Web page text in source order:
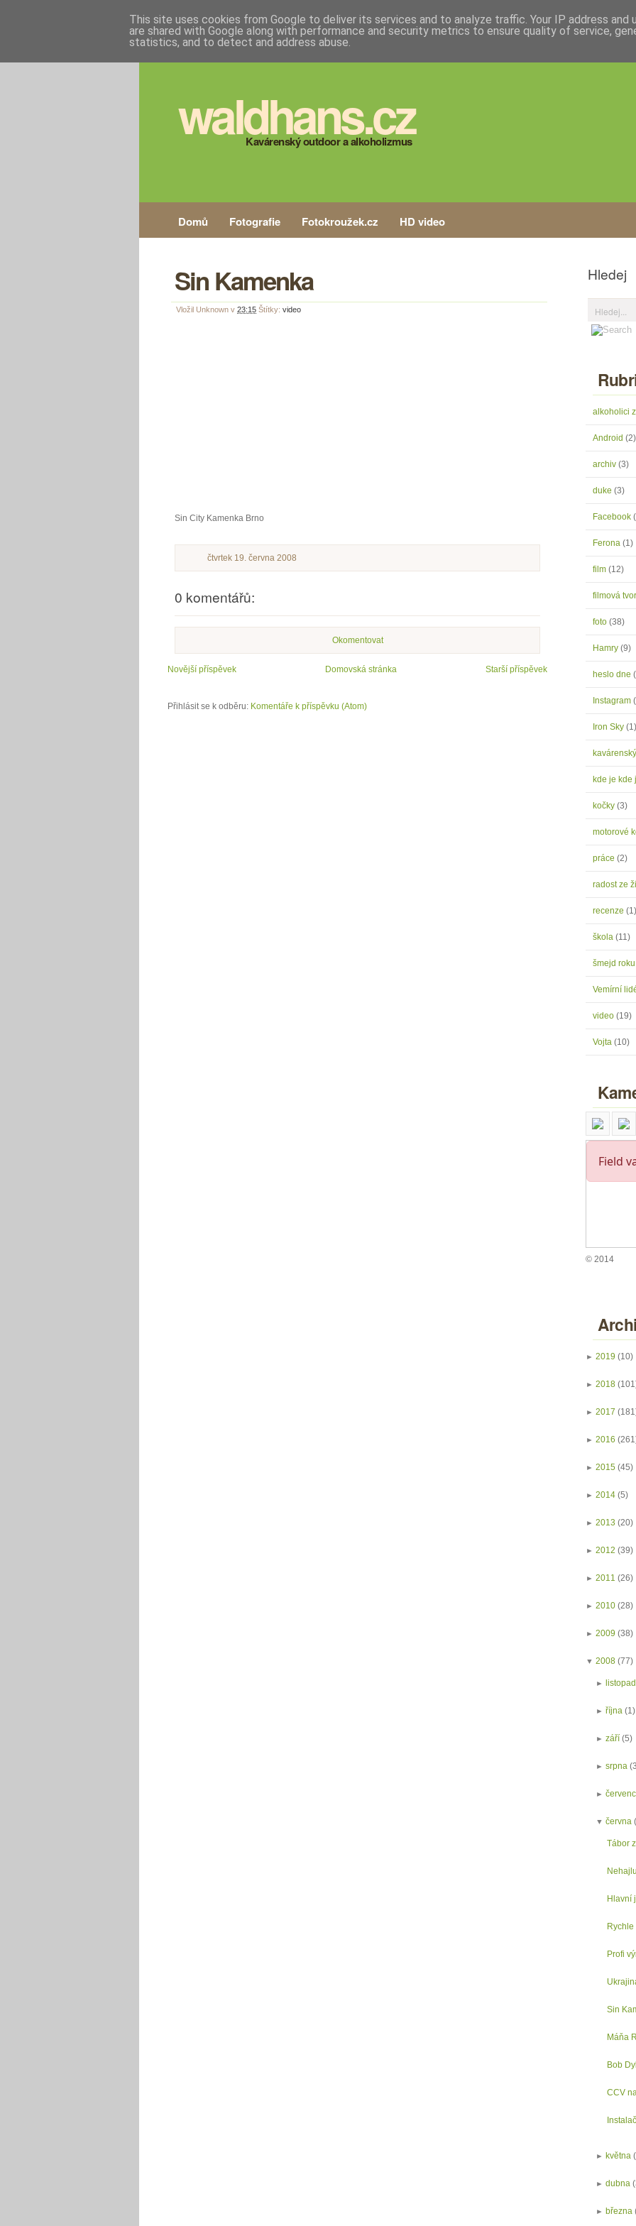
waldhans.cz
Kavárenský outdoor a alkoholizmus
Domů Fotografie Fotokroužek.cz HD video
Sin Kamenka
Vložil Unknown v 23:15 Štítky: video
Sin City Kamenka Brno
čtvrtek 19. června 2008
0 komentářů:
Okomentovat
Novější příspěvek Starší příspěvek
Domovská stránka
Přihlásit se k odběru: Komentáře k příspěvku (Atom)
Hledej
alkoholici
Android (2)
archiv (3)
duke (3)
Facebook
Ferona (1)
film (12)
filmová
foto (38)
Hamry (9)
heslo dne
Instagram
Iron Sky (1)
kde je kde
kočky (3)
motorové
práce (2)
radost ze
recenze (1)
škola (11)
šmejd roku
Vemírní
video (19)
Vojta (10)
© 2014
► 2019 (10)
► 2018
► 2017
► 2016
► 2015 (45)
► 2014 (5)
► 2013 (20)
► 2012 (39)
► 2011 (26)
► 2010 (28)
► 2009 (38)
▼ 2008 (77)
►
►října (1)
►září (5)
►srpna
►
▼června
Tábor
Hlavní
Profi
Sin
Máňa
Bob
CCV
►května
►dubna
►března
This site uses cookies from Google to deliver its services and to analyze traffic. Your IP address and
are shared with Google along with performance and security metrics to ensure quality of service,
statistics, and to detect and address abuse.